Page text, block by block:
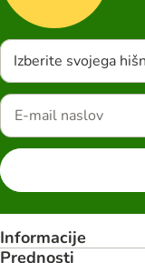
Izberite svojega
Informacije
Prednosti